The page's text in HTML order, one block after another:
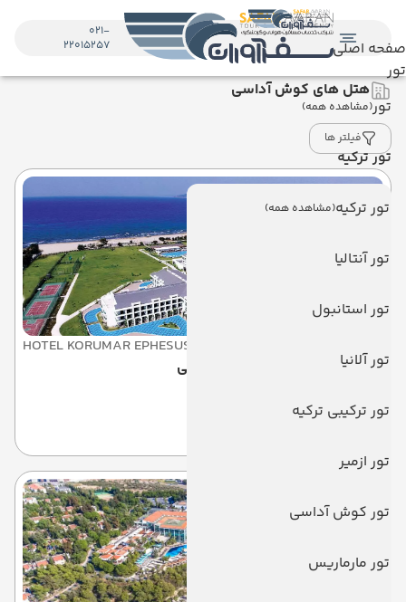
صفحه اصلی
تور
تور(مشاهده همه)
تور ترکیه
تور ترکیه(مشاهده همه)
تور آنتالیا
تور استانبول
تور آلانیا
تور ترکیبی ترکیه
تور ازمیر
تور کوش آداسی
تور مارماریس
021-
22015257
هتل های کوش آداسی
فیلتر ها
HOTEL KORUMAR EPHESUS
هتل کرومار افسوس کوش آداسی
کوش آداسی